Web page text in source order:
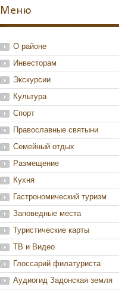
Меню
О районе
Инвесторам
Экскурсии
Культура
Спорт
Православные святыни
Семейный отдых
Размещение
Кухня
Гастрономический туризм
Заповедные места
Туристические карты
ТВ и Видео
Глоссарий филатуриста
Аудиогид Задонская земля